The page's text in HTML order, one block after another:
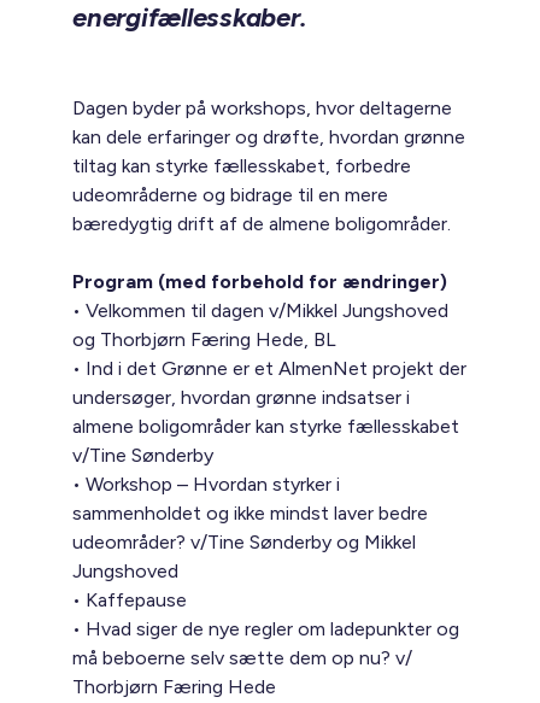
energifællesskaber.
Dagen byder på workshops, hvor deltagerne
kan dele erfaringer og drøfte, hvordan grønne
tiltag kan styrke fællesskabet, forbedre
udeområderne og bidrage til en mere
bæredygtig drift af de almene boligområder.
Program (med forbehold for ændringer)
• Velkommen til dagen v/Mikkel Jungshoved
og Thorbjørn Færing Hede, BL
• Ind i det Grønne er et AlmenNet projekt der
undersøger, hvordan grønne indsatser i
almene boligområder kan styrke fællesskabet
v/Tine Sønderby
• Workshop – Hvordan styrker i
sammenholdet og ikke mindst laver bedre
udeområder? v/Tine Sønderby og Mikkel
Jungshoved
• Kaffepause
• Hvad siger de nye regler om ladepunkter og
må beboerne selv sætte dem op nu? v/
Thorbjørn Færing Hede